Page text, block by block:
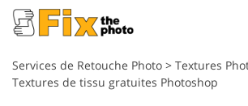
Services de Retouche Photo > Textures
Textures de tissu gratuites Photoshop